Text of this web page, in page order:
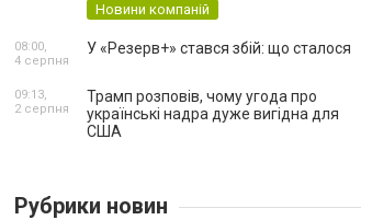
Новини компаній
У «Резерв+» стався збій: що сталося
08:00,
4 серпня
Трамп розповів, чому угода про
українські надра дуже вигідна для
США
09:13,
2 серпня
Рубрики новин